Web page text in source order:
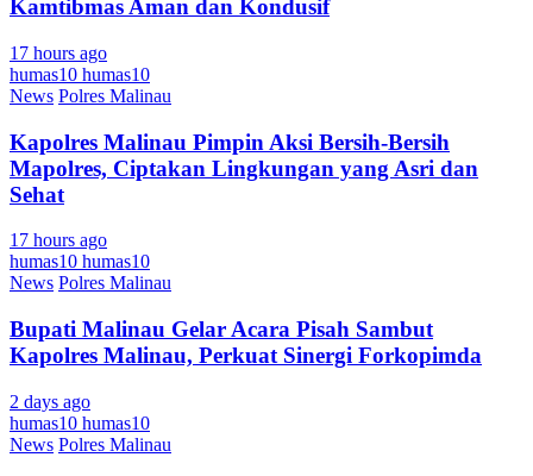
Kamtibmas Aman dan Kondusif
17 hours ago
humas10 humas10
News Polres Malinau
Kapolres Malinau Pimpin Aksi Bersih-Bersih
Mapolres, Ciptakan Lingkungan yang Asri dan
Sehat
17 hours ago
humas10 humas10
News Polres Malinau
Bupati Malinau Gelar Acara Pisah Sambut
Kapolres Malinau, Perkuat Sinergi Forkopimda
2 days ago
humas10 humas10
News Polres Malinau